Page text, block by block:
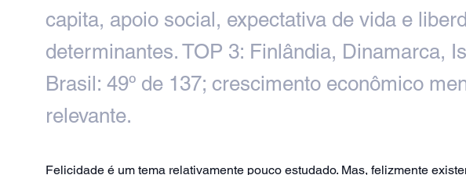
capita, apoio social, expectativa de vida e
determinantes. TOP 3: Finlândia, Dinamarca,
Brasil: 49º de 137; crescimento econômico
relevante.
Felicidade é um tema relativamente pouco estudado. Mas, felizmente